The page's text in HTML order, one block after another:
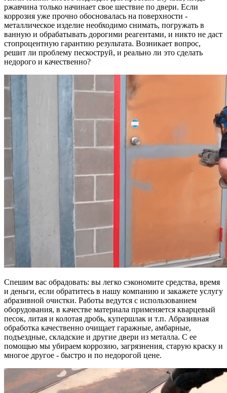
ржавчина только начинает свое шествие по двери. Если
коррозия уже прочно обосновалась на поверхности -
металлическое изделие необходимо снимать, погружать в
ванную и обрабатывать дорогими реагентами, и никто не даст
стопроцентную гарантию результата. Возникает вопрос,
решит ли проблему пескоструй, и реально ли это сделать
недорого и качественно?
Спешим вас обрадовать: вы легко сэкономите средства, время
и деньги, если обратитесь в нашу компанию и закажете услугу
абразивной очистки. Работы ведутся с использованием
оборудования, в качестве материала применяется кварцевый
песок, литая и колотая дробь, купершлак и т.п. Абразивная
обработка качественно очищает гаражные, амбарные,
подъездные, складские и другие двери из металла. С ее
помощью мы убираем коррозию, загрязнения, старую краску и
многое другое - быстро и по недорогой цене.